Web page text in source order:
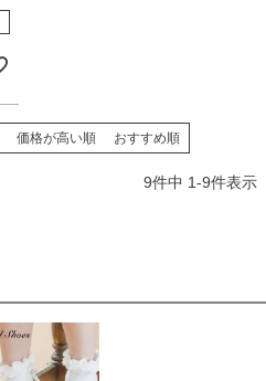
価格が高い順 おすすめ順
9件中 1-9件表示